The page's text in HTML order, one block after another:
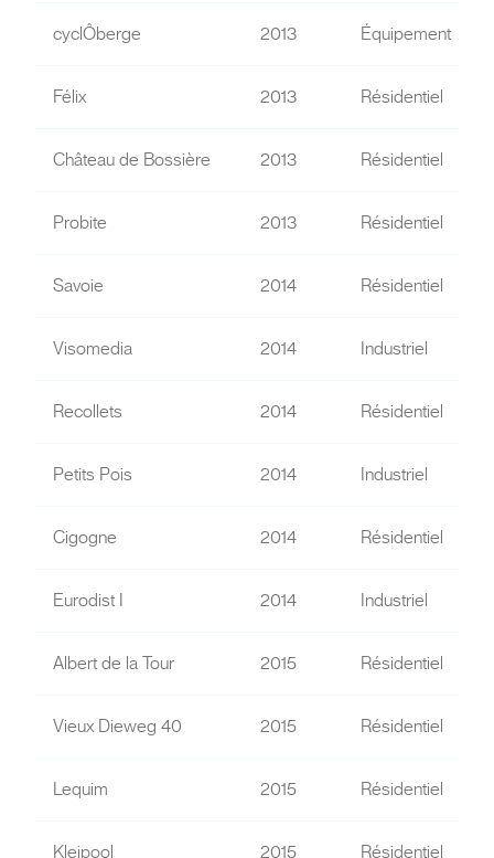
cyclÔberge 2013 Équipement
Félix 2013 Résidentiel
Château de Bossière 2013 Résidentiel
Probite 2013 Résidentiel
Savoie 2014 Résidentiel
Visomedia 2014 Industriel
Recollets 2014 Résidentiel
Petits Pois 2014 Industriel
Cigogne 2014 Résidentiel
Eurodist I 2014 Industriel
Albert de la Tour 2015 Résidentiel
Vieux Dieweg 40 2015 Résidentiel
Lequim 2015 Résidentiel
Kleipool 2015 Résidentiel